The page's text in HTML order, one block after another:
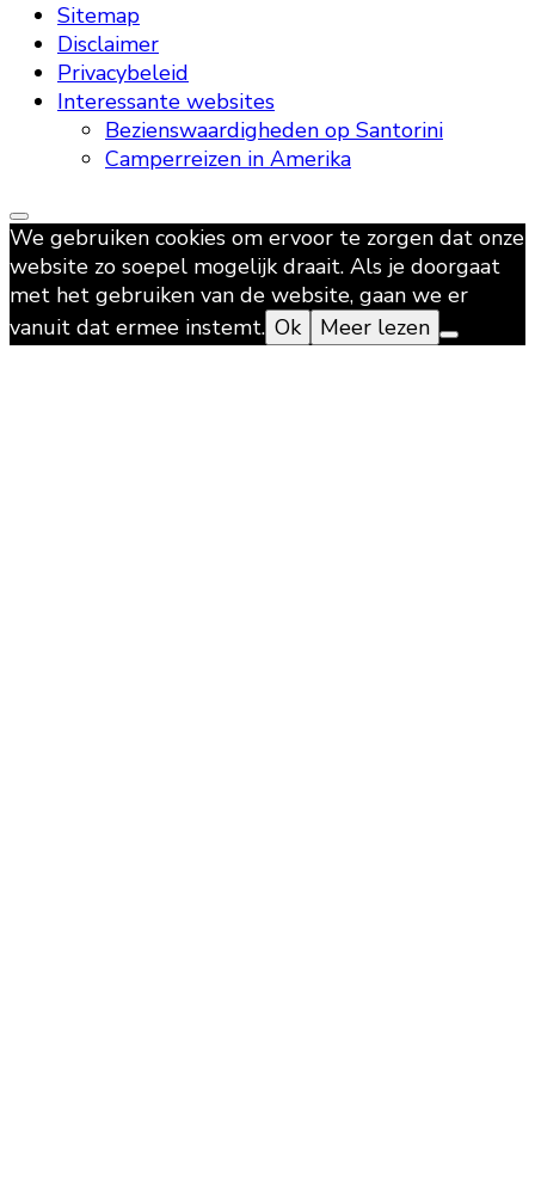
Sitemap
Disclaimer
Privacybeleid
Interessante websites
Bezienswaardigheden op Santorini
Camperreizen in Amerika
We gebruiken cookies om ervoor te zorgen dat onze
website zo soepel mogelijk draait. Als je doorgaat
met het gebruiken van de website, gaan we er
vanuit dat ermee instemt. Ok Meer lezen